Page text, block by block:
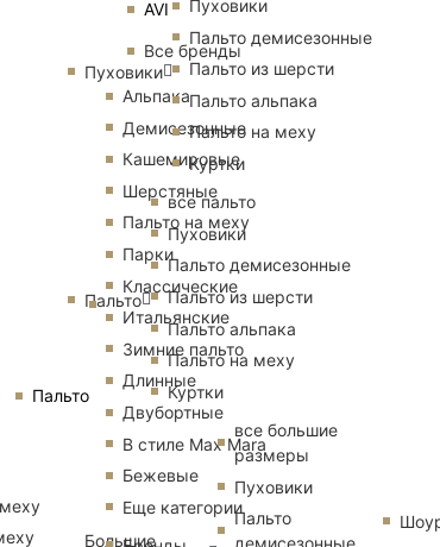
AVI
Все бренды
Пальто
Альпака
Демисезонные
Кашемировые
Шерстяные
Пальто на меху
Парки
Классические
Итальянские
Зимние пальто
Длинные
Двубортные
В стиле Max Mara
Бежевые
Еще категории
Пуховики
Пуховики
Пальто демисезонные
Пальто из шерсти
Пальто альпака
Пальто на меху
Куртки
Пальто
все пальто
Пуховики
Пальто демисезонные
Пальто из шерсти
Пальто альпака
Пальто на меху
Куртки
Большие
все большие
размеры
Пуховики
Пальто
демисезонные